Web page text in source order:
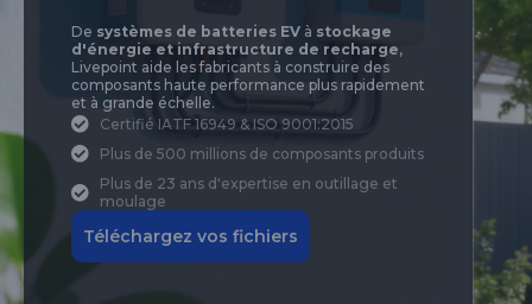
De systèmes de batteries EV à stockage
d'énergie et infrastructure de recharge,
Livepoint aide les fabricants à construire des
composants haute performance plus rapidement
et à grande échelle.
Certifié IATF 16949 & ISO 9001:2015
Plus de 500 millions de composants produits
Plus de 23 ans d'expertise en outillage et
moulage
Téléchargez vos fichiers